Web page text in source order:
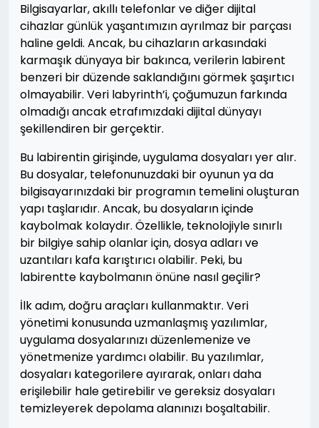
Bilgisayarlar, akıllı telefonlar ve diğer dijital
cihazlar günlük yaşantımızın ayrılmaz bir parçası
haline geldi. Ancak, bu cihazların arkasındaki
karmaşık dünyaya bir bakınca, verilerin labirent
benzeri bir düzende saklandığını görmek şaşırtıcı
olmayabilir. Veri labyrinth’i, çoğumuzun farkında
olmadığı ancak etrafımızdaki dijital dünyayı
şekillendiren bir gerçektir.
Bu labirentin girişinde, uygulama dosyaları yer alır.
Bu dosyalar, telefonunuzdaki bir oyunun ya da
bilgisayarınızdaki bir programın temelini oluşturan
yapı taşlarıdır. Ancak, bu dosyaların içinde
kaybolmak kolaydır. Özellikle, teknolojiyle sınırlı
bir bilgiye sahip olanlar için, dosya adları ve
uzantıları kafa karıştırıcı olabilir. Peki, bu
labirentte kaybolmanın önüne nasıl geçilir?
İlk adım, doğru araçları kullanmaktır. Veri
yönetimi konusunda uzmanlaşmış yazılımlar,
uygulama dosyalarınızı düzenlemenize ve
yönetmenize yardımcı olabilir. Bu yazılımlar,
dosyaları kategorilere ayırarak, onları daha
erişilebilir hale getirebilir ve gereksiz dosyaları
temizleyerek depolama alanınızı boşaltabilir.